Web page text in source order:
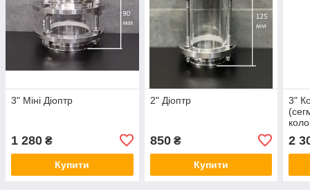
3" Міні Діоптр
1 280 ₴
Купити
2" Діоптр
850₴
Купити
3"
2